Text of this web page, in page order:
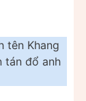
tên Khang
tán đổ anh